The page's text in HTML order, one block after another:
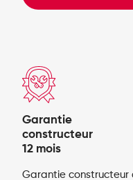
Garantie
constructeur
12 mois
Garantie constructeur